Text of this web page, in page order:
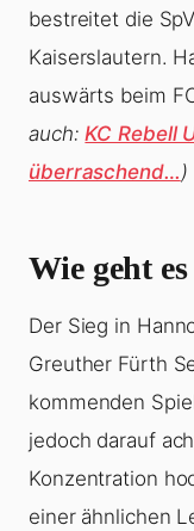
bestreitet die
Kaiserslautern.
auswärts beim
auch:KC Rebell
überraschend…)
Wie geht
Der Sieg in
Greuther Fürth
kommenden
jedoch darauf
Konzentration
einer ähnlichen